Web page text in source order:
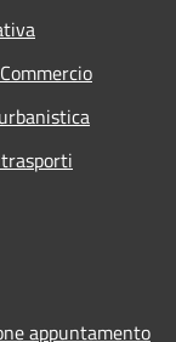
appuntamento